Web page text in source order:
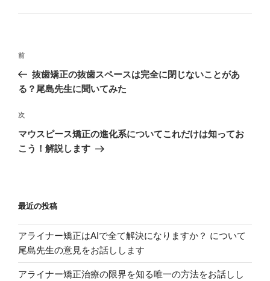
投
ナ
ゲ
ー
シ
過
去
の
稿
前
抜歯矯正の抜歯スペースは完全に閉じないことがあ
る？尾島先生に聞いてみた
次
の
投
次
マウスピース矯正の進化系についてこれだけは知ってお
こう！解説します
最近の投稿
アライナー矯正はAIで全て解決になりますか？ について
尾島先生の意見をお話しします
アライナー矯正治療の限界を知る唯一の方法をお話しし